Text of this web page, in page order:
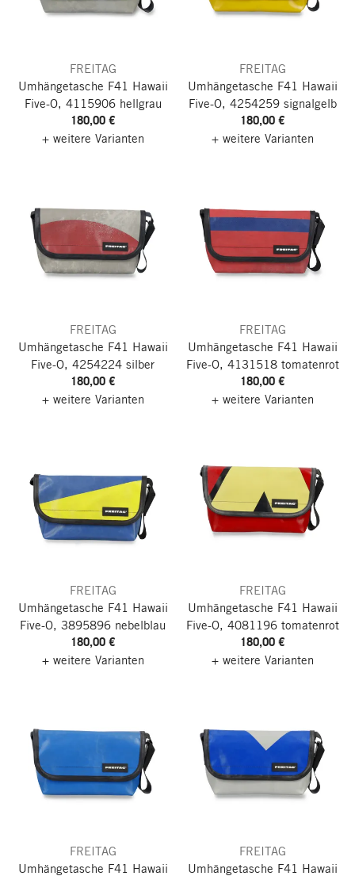
FREITAG
Umhängetasche F41 Hawaii
Five-O, 4115906 hellgrau
180,00 €
+ weitere Varianten
FREITAG
Umhängetasche F41 Hawaii
Five-O, 4254259 signalgelb
180,00 €
+ weitere Varianten
FREITAG
Umhängetasche F41 Hawaii
Five-O, 4254224 silber
180,00 €
+ weitere Varianten
FREITAG
Umhängetasche F41 Hawaii
Five-O, 4131518 tomatenrot
180,00 €
+ weitere Varianten
FREITAG
Umhängetasche F41 Hawaii
Five-O, 3895896 nebelblau
180,00 €
+ weitere Varianten
FREITAG
Umhängetasche F41 Hawaii
Five-O, 4081196 tomatenrot
180,00 €
+ weitere Varianten
FREITAG
Umhängetasche F41 Hawaii
FREITAG
Umhängetasche F41 Hawaii